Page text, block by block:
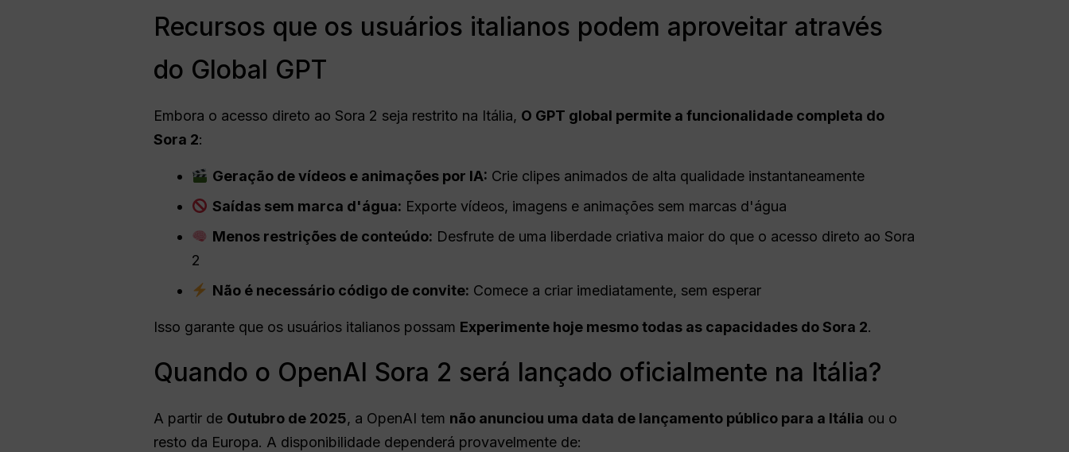
Recursos que os usuários italianos podem aproveitar através
do Global GPT
Embora o acesso direto ao Sora 2 seja restrito na Itália, O GPT global permite a funcionalidade completa do
Sora 2:
Geração de vídeos e animações por IA: Crie clipes animados de alta qualidade instantaneamente
Saídas sem marca d'água: Exporte vídeos, imagens e animações sem marcas d'água
Menos restrições de conteúdo: Desfrute de uma liberdade criativa maior do que o acesso direto ao Sora
2
Não é necessário código de convite: Comece a criar imediatamente, sem esperar
Isso garante que os usuários italianos possam Experimente hoje mesmo todas as capacidades do Sora 2.
Quando o OpenAI Sora 2 será lançado oficialmente na Itália?
A partir de Outubro de 2025, a OpenAI tem não anunciou uma data de lançamento público para a Itália ou o
resto da Europa. A disponibilidade dependerá provavelmente de: